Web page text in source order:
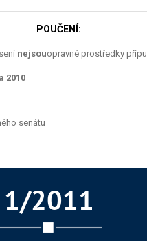
POUČENÍ:
nejsouopravné prostředky
2010
senátu